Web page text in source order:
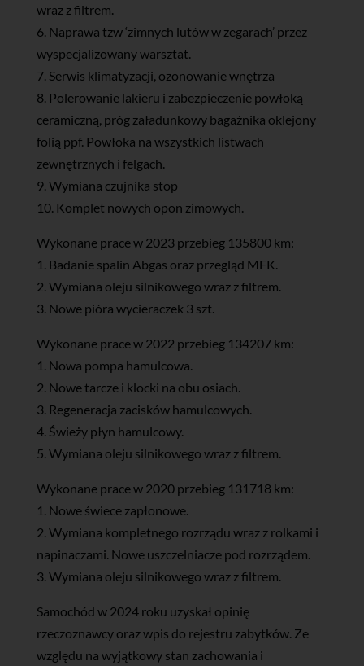
wraz z filtrem.
6. Naprawa tzw ‘zimnych lutów w zegarach’ przez
wyspecjalizowany warsztat.
7. Serwis klimatyzacji, ozonowanie wnętrza
8. Polerowanie lakieru i zabezpieczenie powłoką
ceramiczną, próg załadunkowy bagażnika oklejony
folią ppf. Powłoka na wszystkich listwach
zewnętrznych i felgach.
9. Wymiana czujnika stop
10. Komplet nowych opon zimowych.
Wykonane prace w 2023 przebieg 135800 km:
1. Badanie spalin Abgas oraz przegląd MFK.
2. Wymiana oleju silnikowego wraz z filtrem.
3. Nowe pióra wycieraczek 3 szt.
Wykonane prace w 2022 przebieg 134207 km:
1. Nowa pompa hamulcowa.
2. Nowe tarcze i klocki na obu osiach.
3. Regeneracja zacisków hamulcowych.
4. Świeży płyn hamulcowy.
5. Wymiana oleju silnikowego wraz z filtrem.
Wykonane prace w 2020 przebieg 131718 km:
1. Nowe świece zapłonowe.
2. Wymiana kompletnego rozrządu wraz z rolkami i
napinaczami. Nowe uszczelniacze pod rozrządem.
3. Wymiana oleju silnikowego wraz z filtrem.
Samochód w 2024 roku uzyskał opinię
rzeczoznawcy oraz wpis do rejestru zabytków. Ze
względu na wyjątkowy stan zachowania i